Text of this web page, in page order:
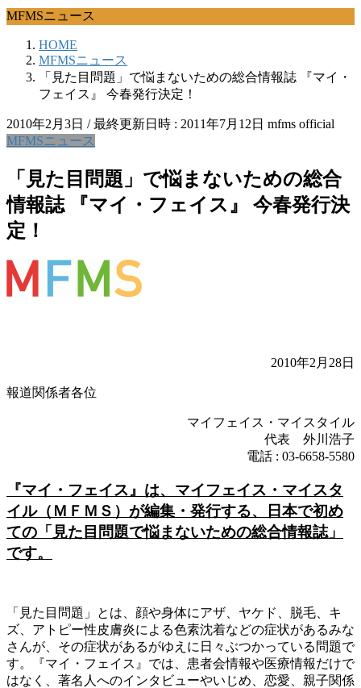
MFMSニュース
HOME
MFMSニュース
「見た目問題」で悩まないための総合情報誌 『マイ・
フェイス』 今春発行決定！
2010年2月3日 / 最終更新日時 : 2011年7月12日 mfms official
MFMSニュース
「見た目問題」で悩まないための総合
情報誌 『マイ・フェイス』 今春発行決
定！
2010年2月28日
報道関係者各位
マイフェイス・マイスタイル
代表 外川浩子
電話 : 03-6658-5580
『マイ・フェイス』は、マイフェイス・マイスタ
イル（ＭＦＭＳ）が編集・発行する、日本で初め
ての「見た目問題で悩まないための総合情報誌」
です。
「見た目問題」とは、顔や身体にアザ、ヤケド、脱毛、キ
ズ、アトピー性皮膚炎による色素沈着などの症状があるみな
さんが、その症状があるがゆえに日々ぶつかっている問題で
す。『マイ・フェイス』では、患者会情報や医療情報だけで
はなく、著名人へのインタビューやいじめ、恋愛、親子関係